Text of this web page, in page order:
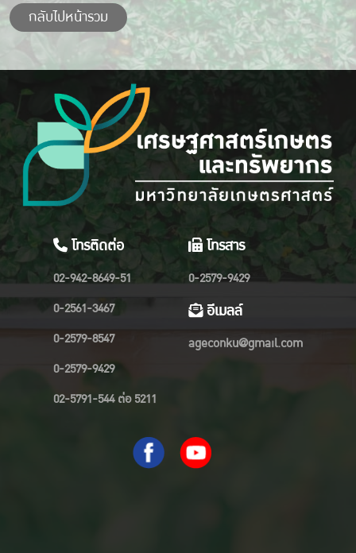
กลับไปหน้ารวม
โทรติดต่อ
02-942-8649-51
0-2561-3467
0-2579-8547
0-2579-9429
02-5791-544 ต่อ 5211
โทรสาร
0-2579-9429
อีเมลล์
ageconku@gmail.com